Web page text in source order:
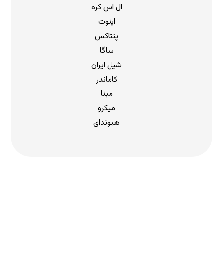
ال اس کره
اینوت
پنتاکس
ساگا
شیل ایران
کاماندر
مبنا
میکرو
هیوندای